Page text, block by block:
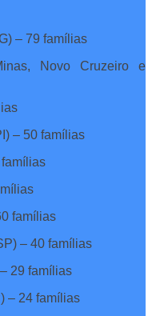
– 79 famílias
Novo Cruzeiro e
– 50 famílias
famílias
– 40 famílias
29 famílias
– 24 famílias